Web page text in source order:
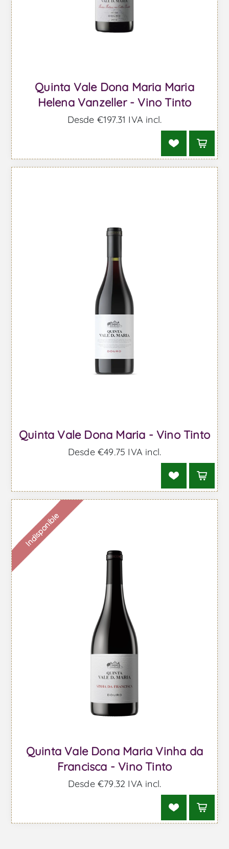
Quinta Vale Dona Maria Maria
Helena Vanzeller - Vino Tinto
Desde €197,31 IVA incl.
Quinta Vale Dona Maria - Vino Tinto
Desde €49,75 IVA incl.
Indisponible
Quinta Vale Dona Maria Vinha da
Francisca - Vino Tinto
Desde €79,32 IVA incl.